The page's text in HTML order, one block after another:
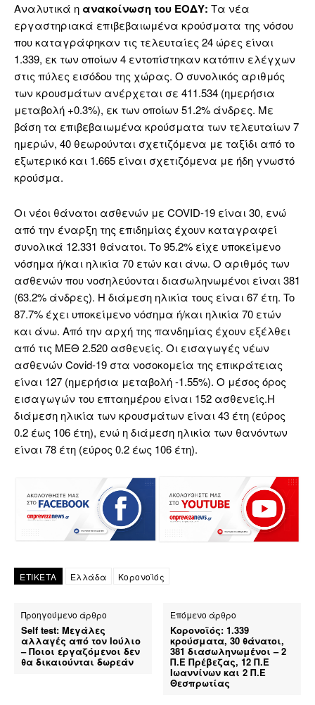
Αναλυτικά η ανακοίνωση του ΕΟΔΥ: Τα νέα
εργαστηριακά επιβεβαιωμένα κρούσματα της νόσου
που καταγράφηκαν τις τελευταίες 24 ώρες είναι
1.339, εκ των οποίων 4 εντοπίστηκαν κατόπιν ελέγχων
στις πύλες εισόδου της χώρας. Ο συνολικός αριθμός
των κρουσμάτων ανέρχεται σε 411.534 (ημερήσια
μεταβολή +0.3%), εκ των οποίων 51.2% άνδρες. Με
βάση τα επιβεβαιωμένα κρούσματα των τελευταίων 7
ημερών, 40 θεωρούνται σχετιζόμενα με ταξίδι από το
εξωτερικό και 1.665 είναι σχετιζόμενα με ήδη γνωστό
κρούσμα.
Οι νέοι θάνατοι ασθενών με COVID-19 είναι 30, ενώ
από την έναρξη της επιδημίας έχουν καταγραφεί
συνολικά 12.331 θάνατοι. Το 95.2% είχε υποκείμενο
νόσημα ή/και ηλικία 70 ετών και άνω. Ο αριθμός των
ασθενών που νοσηλεύονται διασωληνωμένοι είναι 381
(63.2% άνδρες). Η διάμεση ηλικία τους είναι 67 έτη. To
87.7% έχει υποκείμενο νόσημα ή/και ηλικία 70 ετών
και άνω. Από την αρχή της πανδημίας έχουν εξέλθει
από τις ΜΕΘ 2.520 ασθενείς. Οι εισαγωγές νέων
ασθενών Covid-19 στα νοσοκομεία της επικράτειας
είναι 127 (ημερήσια μεταβολή -1.55%). Ο μέσος όρος
εισαγωγών του επταημέρου είναι 152 ασθενείς.Η
διάμεση ηλικία των κρουσμάτων είναι 43 έτη (εύρος
0.2 έως 106 έτη), ενώ η διάμεση ηλικία των θανόντων
είναι 78 έτη (εύρος 0.2 έως 106 έτη).
ΕΤΙΚΕΤΑ Ελλάδα Κορονοϊός
Προηγούμενο άρθρο
Self test: Μεγάλες
αλλαγές από τον Ιούλιο
– Ποιοι εργαζόμενοι δεν
θα δικαιούνται δωρεάν
Επόμενο άρθρο
Κορονοϊός: 1.339
κρούσματα, 30 θάνατοι,
381 διασωληνωμένοι – 2
Π.Ε Πρέβεζας, 12 Π.Ε
Ιωαννίνων και 2 Π.Ε
Θεσπρωτίας